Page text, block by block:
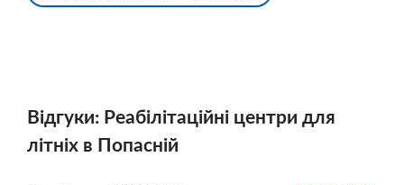
Відгуки: Реабілітаційні центри для
літніх в Попасній